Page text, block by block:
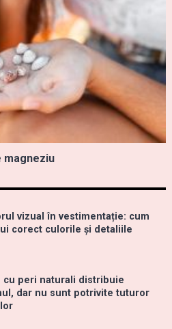
magneziu
vizual în vestimentație: cum
corect culorile și detaliile
cu peri naturali distribuie
dar nu sunt potrivite tuturor